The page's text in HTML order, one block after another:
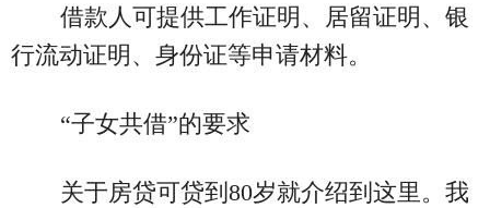
借款人可提供工作证明、居留证明、银
行流动证明、身份证等申请材料。
“子女共借”的要求
关于房贷可贷到80岁就介绍到这里。我